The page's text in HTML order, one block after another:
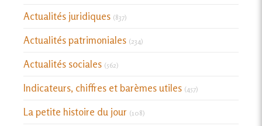
Actualités juridiques (837)
Actualités patrimoniales (234)
Actualités sociales (562)
Indicateurs, chiffres et barèmes utiles (457)
La petite histoire du jour (108)